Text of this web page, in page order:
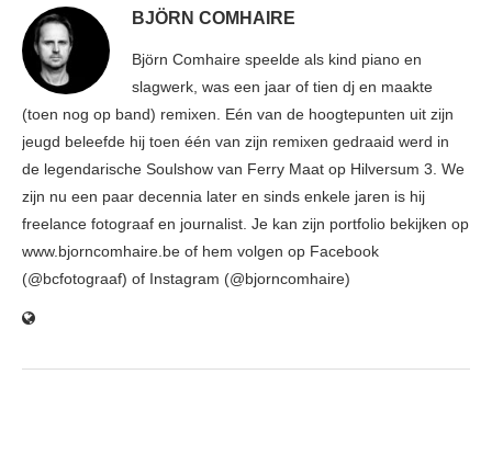
BJÖRN COMHAIRE
Björn Comhaire speelde als kind piano en
slagwerk, was een jaar of tien dj en maakte
(toen nog op band) remixen. Eén van de hoogtepunten uit zijn
jeugd beleefde hij toen één van zijn remixen gedraaid werd in
de legendarische Soulshow van Ferry Maat op Hilversum 3. We
zijn nu een paar decennia later en sinds enkele jaren is hij
freelance fotograaf en journalist. Je kan zijn portfolio bekijken op
www.bjorncomhaire.be of hem volgen op Facebook
(@bcfotograaf) of Instagram (@bjorncomhaire)